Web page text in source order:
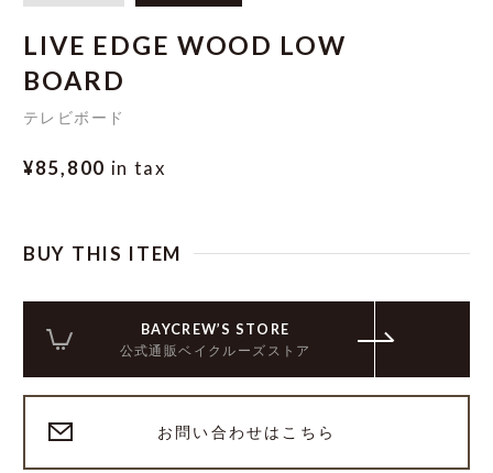
LIVE EDGE WOOD LOW
BOARD
テレビボード
¥85,800 in tax
BUY THIS ITEM
BAYCREW’S STORE
公式通販ベイクルーズストア
お問い合わせはこちら